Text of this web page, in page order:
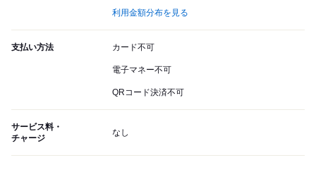
利用金額分布を見る
支払い方法 カード不可
電子マネー不可
QRコード決済不可
サービス料・
チャージ
なし